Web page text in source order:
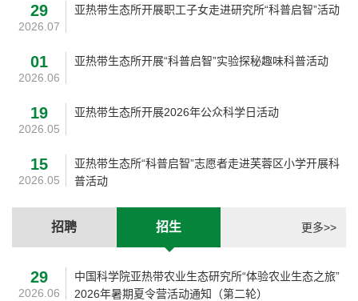
29
2026.07
亚热带生态所开展职工子女走进研究所“科普启智”活动
01
2026.06
亚热带生态所开展“科普启智”实验探秘趣味科普活动
19
2026.05
亚热带生态所开展2026年公众科学日活动
15
2026.05
亚热带生态所“科普启智”志愿者走进芙蓉区小学开展科
普活动
招聘 招生 更多>>
29
2026.06
中国科学院亚热带农业生态研究所“体验农业生态之旅”
2026年暑期夏令营活动通知（第二轮）